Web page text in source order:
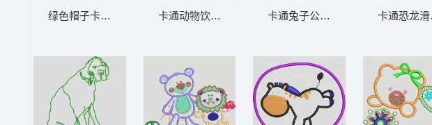
绿色帽子卡通鱼图案 狐狸_卡通贴布卡通动物饮水图案 马_卡通贴布卡通兔子公主图案 兔_卡通贴布
卡通恐龙